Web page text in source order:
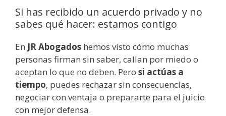
Si has recibido un acuerdo privado y no
sabes qué hacer: estamos contigo
En JR Abogados hemos visto cómo muchas
personas firman sin saber, callan por miedo o
aceptan lo que no deben. Pero si actúas a
tiempo, puedes rechazar sin consecuencias,
negociar con ventaja o prepararte para el juicio
con mejor defensa.